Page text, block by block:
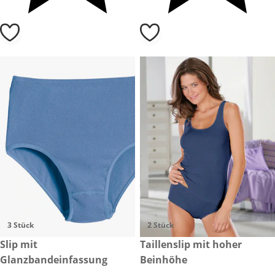
3 Stück
CHF 39.90
Slip mit
Glanzbandeinfassung
2 Stück
CHF 34.90
Taillenslip mit hoher
Beinhöhe